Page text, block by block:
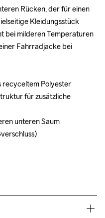
Rücken, der für einen
Kleidungsstück
bei milderen Temperaturen
Fahrradjacke bei
recyceltem Polyester
für zusätzliche
unteren Saum
Rücken, der für einen
Kleidungsstück
bei milderen Temperaturen
Fahrradjacke bei
recyceltem Polyester
für zusätzliche
unteren Saum